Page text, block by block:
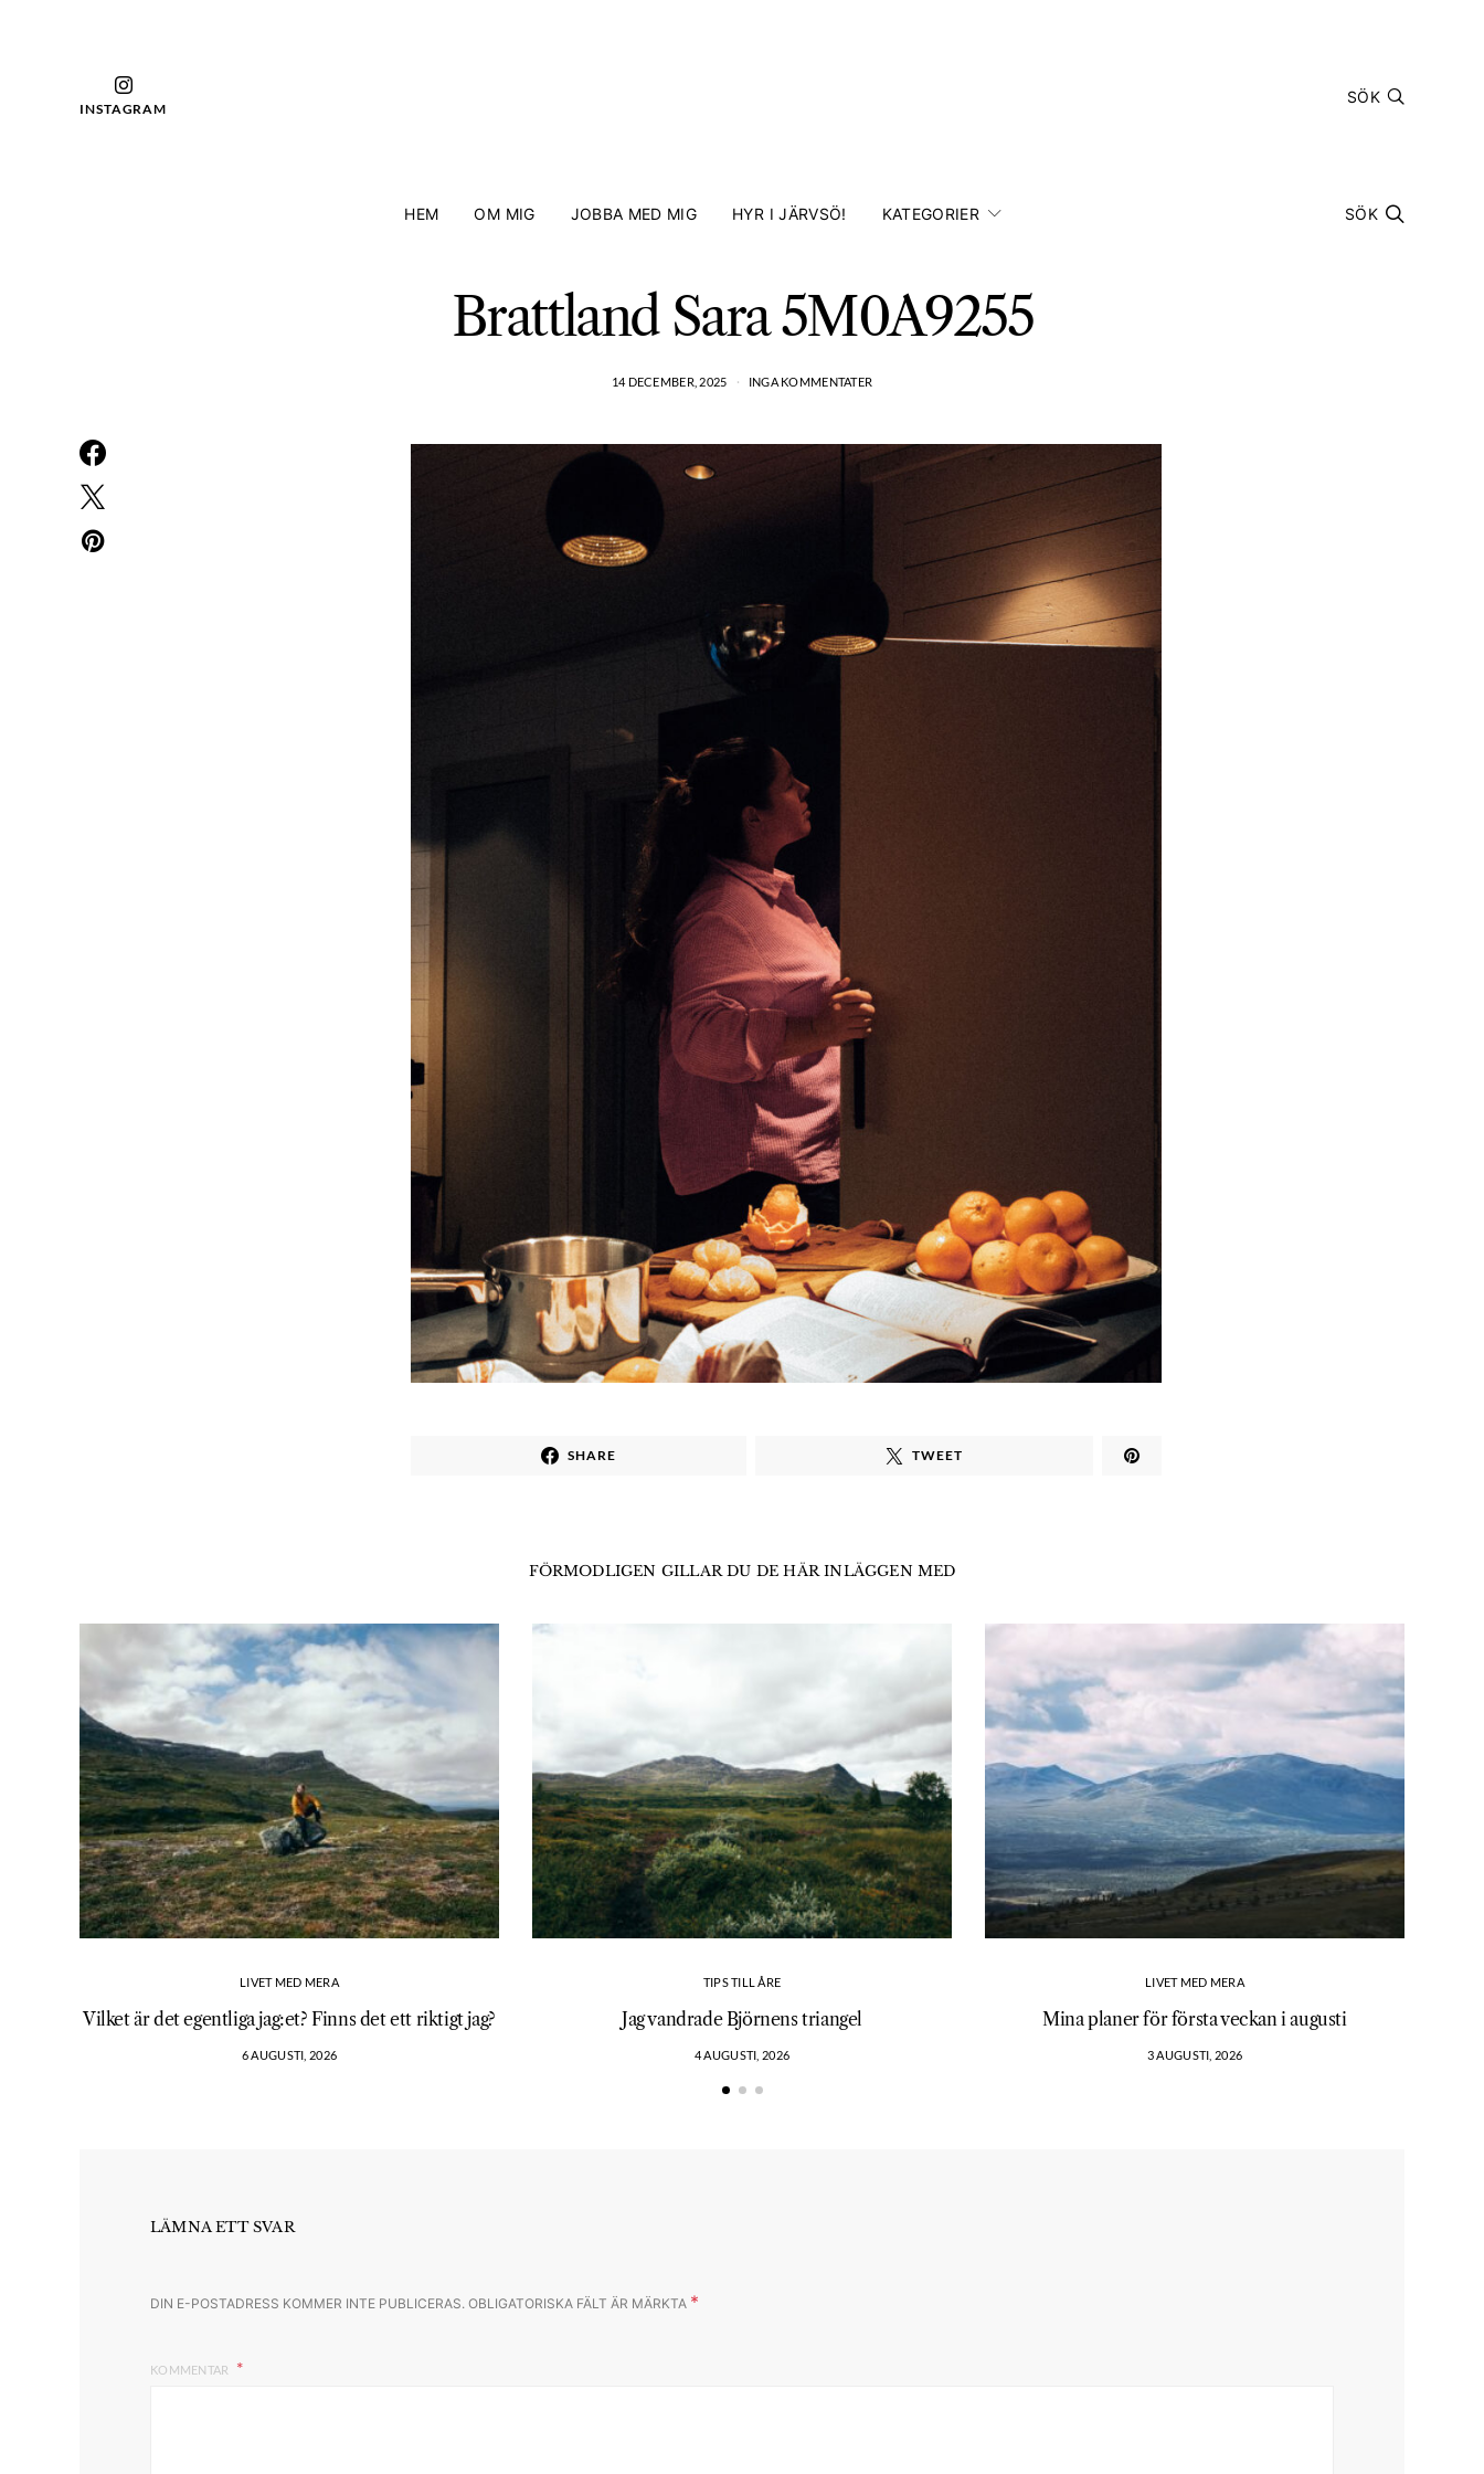
INSTAGRAM
SÖK
HEM OM MIG JOBBA MED MIG HYR I JÄRVSÖ! KATEGORIER SÖK
Brattland Sara 5M0A9255
14 DECEMBER, 2025 INGA KOMMENTATER
SHARE TWEET
FÖRMODLIGEN GILLAR DU DE HÄR INLÄGGEN MED
LIVET MED MERA
Vilket är det egentliga jag:et? Finns det ett riktigt jag?
6 AUGUSTI, 2026
TIPS TILL ÅRE
Jag vandrade Björnens triangel
4 AUGUSTI, 2026
LIVET MED MERA
Mina planer för första veckan i augusti
3 AUGUSTI, 2026
LÄMNA ETT SVAR
DIN E-POSTADRESS KOMMER INTE PUBLICERAS. OBLIGATORISKA FÄLT ÄR MÄRKTA *
KOMMENTAR